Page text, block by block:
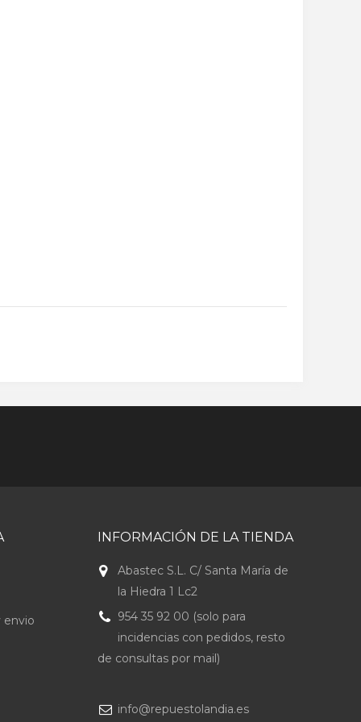
envio
INFORMACIÓN DE LA TIENDA
Abastec S.L. C/ Santa María de
la Hiedra 1 Lc2
954 35 92 00 (solo para
incidencias con pedidos, resto
de consultas por mail)
info@repuestolandia.es